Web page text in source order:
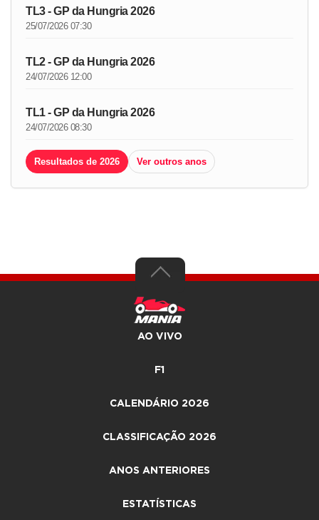
TL3 - GP da Hungria 2026
25/07/2026 07:30
TL2 - GP da Hungria 2026
24/07/2026 12:00
TL1 - GP da Hungria 2026
24/07/2026 08:30
Resultados de 2026 Ver outros anos
AO VIVO
F1
CALENDÁRIO 2026
CLASSIFICAÇÃO 2026
ANOS ANTERIORES
ESTATÍSTICAS